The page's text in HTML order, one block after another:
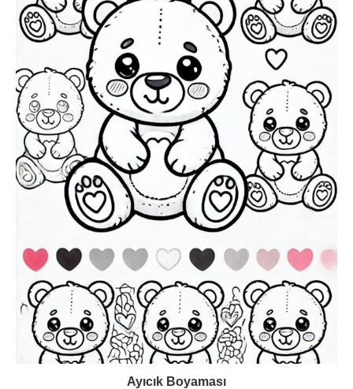
Ayıcık Boyaması